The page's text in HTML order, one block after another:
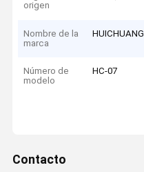
origen
Nombre de la
marca
HUICHUANG
Número de
modelo
HC-07
Contacto